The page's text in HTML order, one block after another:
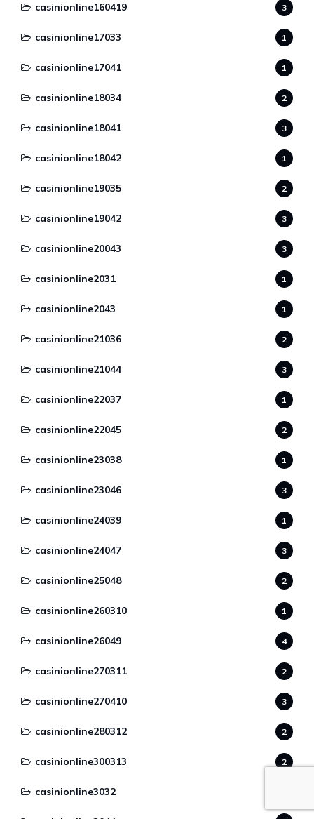
casinionline160419 3
casinionline17033 1
casinionline17041 1
casinionline18034 2
casinionline18041 3
casinionline18042 1
casinionline19035 2
casinionline19042 3
casinionline20043 3
casinionline2031 1
casinionline2043 1
casinionline21036 2
casinionline21044 3
casinionline22037 1
casinionline22045 2
casinionline23038 1
casinionline23046 3
casinionline24039 1
casinionline24047 3
casinionline25048 2
casinionline260310 1
casinionline26049 4
casinionline270311 2
casinionline270410 3
casinionline280312 2
casinionline300313 2
casinionline3032